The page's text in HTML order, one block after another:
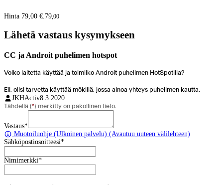
Hinta 79,00 €. 79,00
Lähetä vastaus kysymykseen
CC ja Androit puhelimen hotspot
Voiko laitetta käyttää ja toimiiko Androit puhelimen HotSpotilla?
Eli, olisi tarvetta käyttää mökillä, jossa ainoa yhteys puhelimen kautta.
JKHActiv8.3.2020
Tähdellä (*) merkitty on pakollinen tieto.
Vastaus*
Muotoiluohje (Ulkoinen palvelu) (Avautuu uuteen välilehteen)
Sähköpostiosoitteesi*
Nimimerkki*